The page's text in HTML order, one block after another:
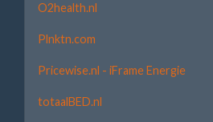
O2health.nl
Plnktn.com
Pricewise.nl - iFrame Energie
totaalBED.nl